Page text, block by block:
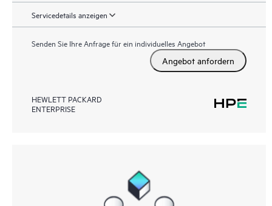
Servicedetails anzeigen
Senden Sie Ihre Anfrage für ein individuelles Angebot
Angebot anfordern
HEWLETT PACKARD
ENTERPRISE